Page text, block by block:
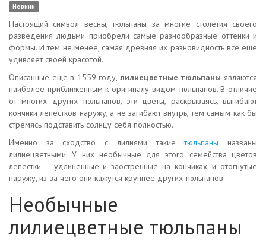
Новини
Настоящий символ весны, тюльпаны за многие столетия своего
разведения людьми приобрели самые разнообразные оттенки и
формы. И тем не менее, самая древняя их разновидность все еще
удивляет своей красотой.
Описанные еще в 1559 году, лилиецветные тюльпаны являются
наиболее приближенным к оригиналу видом тюльпанов. В отличие
от многих других тюльпанов, эти цветы, раскрываясь, выгибают
кончики лепестков наружу, а не загибают внутрь, тем самым как бы
стремясь подставить солнцу себя полностью.
Именно за сходство с лилиями такиетюльпаны названы
лилиецветными. У них необычные для этого семейства цветов
лепестки – удлиненные и заостренные на кончиках, и отогнутые
наружу, из-за чего они кажутся крупнее других тюльпанов.
Необычные
лилиецветные тюльпаны